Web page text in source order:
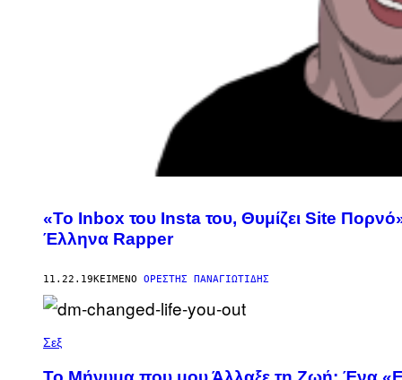
«Το Inbox του Ιnsta του, Θυμίζει Site
Έλληνα Rapper
11.22.19ΚΕΊΜΕΝΟ ΟΡΈΣΤΗΣ ΠΑΝΑΓΙΩΤΊΔΗΣ
Σεξ